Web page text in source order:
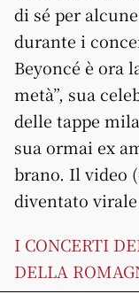
di sé per
durante i
Beyoncé è ora
metà”, sua
delle tappe
sua ormai ex
brano. Il video
diventato
I CONCERTI
DELLA